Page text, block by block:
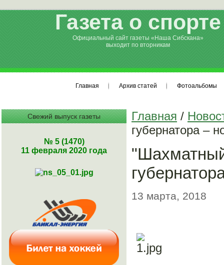
Газета о спорте
Официальный сайт газеты «Наша Сибскана»
выходит по вторникам
Главная Архив статей Фотоальбомы
Свежий выпуск газеты
№ 5 (1470)
11 февраля 2020 года
Главная /
губернатора –
13 марта, 2018